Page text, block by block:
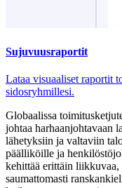
Sujuvuusraportit
Lataa visuaaliset raportit
sidosryhmillesi.
Globaalissa
johtaa harhaanjohtavaan
lähetyksiin ja valtaviin
päälliköille ja
kehittää erittäin
saumattomasti